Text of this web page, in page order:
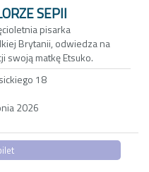
wzruszający film o
Portret
siebie wszystkim,
priorytetów i
z mniej
SEPII
pisarka
Brytanii, odwiedza na
swoją matkę Etsuko.
rodzinnego domu,
spotkaniem kryje
pytań, które przez lata
Niki wie
przeszłości matki, o
z którego Etsuko
Brytanii, ani o
18
2026